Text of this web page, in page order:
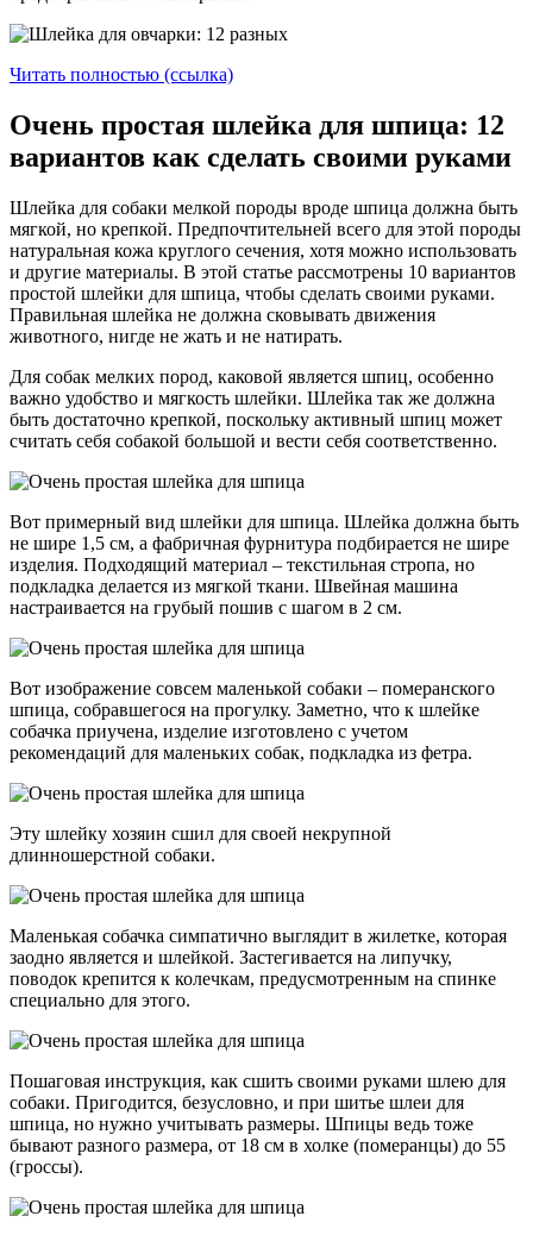
Читать полностью (ссылка)
Очень простая шлейка для шпица: 12
вариантов как сделать своими руками
Шлейка для собаки мелкой породы вроде шпица должна быть
мягкой, но крепкой. Предпочтительней всего для этой породы
натуральная кожа круглого сечения, хотя можно использовать
и другие материалы. В этой статье рассмотрены 10 вариантов
простой шлейки для шпица, чтобы сделать своими руками.
Правильная шлейка не должна сковывать движения
животного, нигде не жать и не натирать.
Для собак мелких пород, каковой является шпиц, особенно
важно удобство и мягкость шлейки. Шлейка так же должна
быть достаточно крепкой, поскольку активный шпиц может
считать себя собакой большой и вести себя соответственно.
Вот примерный вид шлейки для шпица. Шлейка должна быть
не шире 1,5 см, а фабричная фурнитура подбирается не шире
изделия. Подходящий материал – текстильная стропа, но
подкладка делается из мягкой ткани. Швейная машина
настраивается на грубый пошив с шагом в 2 см.
Вот изображение совсем маленькой собаки – померанского
шпица, собравшегося на прогулку. Заметно, что к шлейке
собачка приучена, изделие изготовлено с учетом
рекомендаций для маленьких собак, подкладка из фетра.
Эту шлейку хозяин сшил для своей некрупной
длинношерстной собаки.
Маленькая собачка симпатично выглядит в жилетке, которая
заодно является и шлейкой. Застегивается на липучку,
поводок крепится к колечкам, предусмотренным на спинке
специально для этого.
Пошаговая инструкция, как сшить своими руками шлею для
собаки. Пригодится, безусловно, и при шитье шлеи для
шпица, но нужно учитывать размеры. Шпицы ведь тоже
бывают разного размера, от 18 см в холке (померанцы) до 55
(гроссы).